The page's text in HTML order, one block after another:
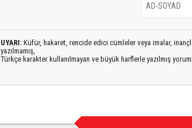
UYARI: Küfür, hakaret, rencide edici cümleler veya imalar,
yazılmamış,
Türkçe karakter kullanılmayan ve büyük harflerle yazılmış